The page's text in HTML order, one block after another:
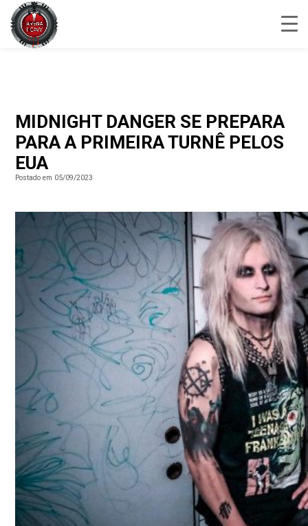
MIDNIGHT DANGER SE PREPARA
PARA A PRIMEIRA TURNÊ PELOS
EUA
Postado em 05/09/2023